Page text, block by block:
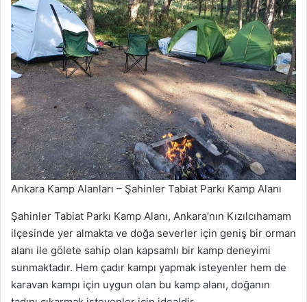
Ankara Kamp Alanları – Şahinler Tabiat Parkı Kamp Alanı
Şahinler Tabiat Parkı Kamp Alanı, Ankara’nın Kızılcıhamam
ilçesinde yer almakta ve doğa severler için geniş bir orman
alanı ile gölete sahip olan kapsamlı bir kamp deneyimi
sunmaktadır. Hem çadır kampı yapmak isteyenler hem de
karavan kampı için uygun olan bu kamp alanı, doğanın